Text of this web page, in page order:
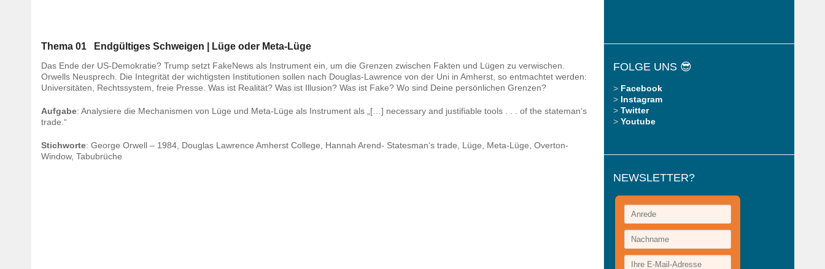
Thema 01 Endgültiges Schweigen | Lüge oder Meta-Lüge
Das Ende der US-Demokratie? Trump setzt FakeNews als Instrument ein, um die Grenzen zwischen Fakten und Lügen zu verwischen.
Orwells Neusprech. Die Integrität der wichtigsten Institutionen sollen nach Douglas-Lawrence von der Uni in Amherst, so entmachtet werden:
Universitäten, Rechtssystem, freie Presse. Was ist Realität? Was ist Illusion? Was ist Fake? Wo sind Deine persönlichen Grenzen?
Aufgabe: Analysiere die Mechanismen von Lüge und Meta-Lüge als Instrument als „[…] necessary and justifiable tools . . . of the stateman‘s
trade.“
Stichworte: George Orwell – 1984, Douglas Lawrence Amherst College, Hannah Arend- Statesman‘s trade, Lüge, Meta-Lüge, Overton-
Window, Tabubrüche
FOLGE UNS 😎
> Facebook
> Instagram
> Twitter
> Youtube
NEWSLETTER?